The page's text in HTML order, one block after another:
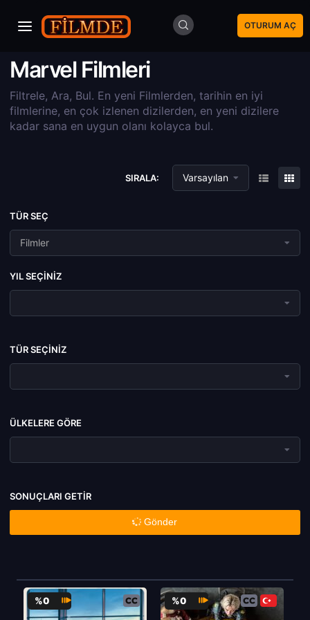
OTURUM AÇ
Marvel Filmleri
Filtrele, Ara, Bul. En yeni Filmlerden, tarihin en iyi
filmlerine, en çok izlenen dizilerden, en yeni dizilere
kadar sana en uygun olanı kolayca bul.
SIRALA: Varsayılan
TÜR SEÇ
Filmler
YIL SEÇINIZ
TÜR SEÇINIZ
ÜLKELERE GÖRE
SONUÇLARI GETIR
Gönder
%0 %0